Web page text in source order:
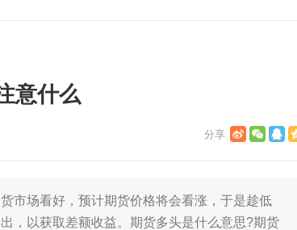
意什么
场看好，预计期货价格将会看涨，于是趁低
，以获取差额收益。期货多头是什么意思?期货